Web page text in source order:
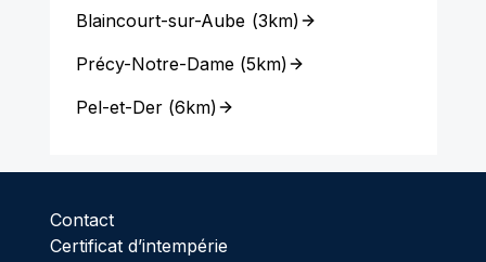
Blaincourt-sur-Aube (3km)
Précy-Notre-Dame(5km)
Pel-et-Der(6km)
Contact
Certificat d’intempérie